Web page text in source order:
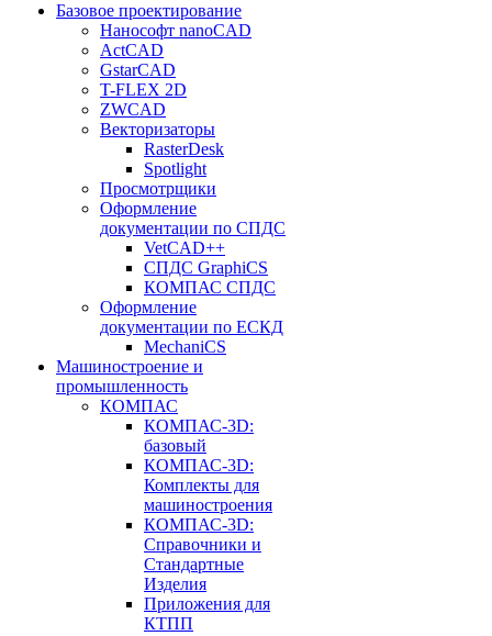
Базовое проектирование
Нанософт nanoCAD
ActCAD
GstarCAD
T-FLEX 2D
ZWCAD
Векторизаторы
RasterDesk
Spotlight
Просмотрщики
Оформление
документации по СПДС
VetCAD++
СПДС GraphiCS
КОМПАС СПДС
Оформление
документации по ЕСКД
MechaniCS
Машиностроение и
промышленность
КОМПАС
КОМПАС-3D:
базовый
КОМПАС-3D:
Комплекты для
машиностроения
КОМПАС-3D:
Справочники и
Стандартные
Изделия
Приложения для
КТПП